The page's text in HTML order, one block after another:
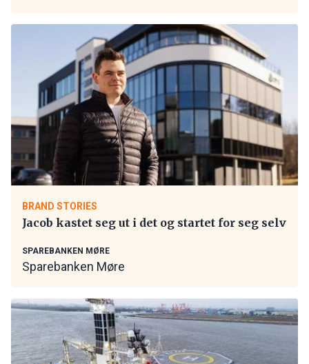
BRAND STORIES
Jacob kastet seg ut i det og startet for seg selv
SPAREBANKEN MØRE
Sparebanken Møre